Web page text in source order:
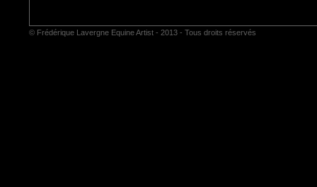
© Frédérique Lavergne Equine Artist - 2013 - Tous droits réservés